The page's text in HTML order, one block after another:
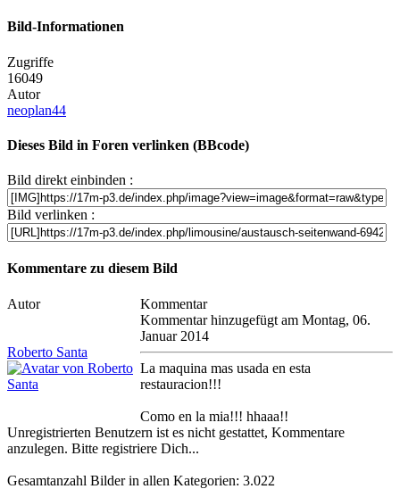
Bild-Informationen
Zugriffe
16049
Autor
neoplan44
Dieses Bild in Foren verlinken (BBcode)
Bild direkt einbinden :
Bild verlinken :
Kommentare zu diesem Bild
Autor Kommentar
Roberto Santa
Kommentar hinzugefügt am Montag, 06.
Januar 2014
La maquina mas usada en esta
restauracion!!!
Como en la mia!!! hhaaa!!
Unregistrierten Benutzern ist es nicht gestattet, Kommentare
anzulegen. Bitte registriere Dich...
Gesamtanzahl Bilder in allen Kategorien: 3.022